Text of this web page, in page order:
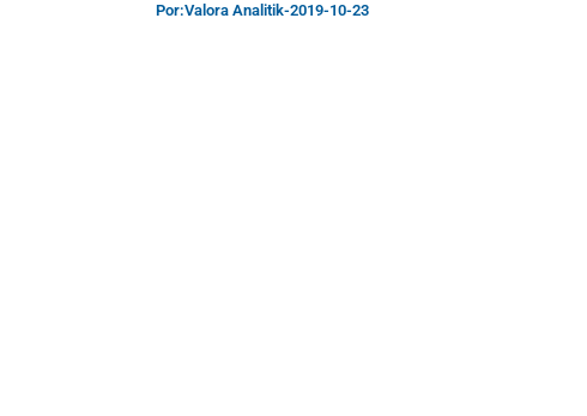
Por:Valora Analitik-2019-10-23